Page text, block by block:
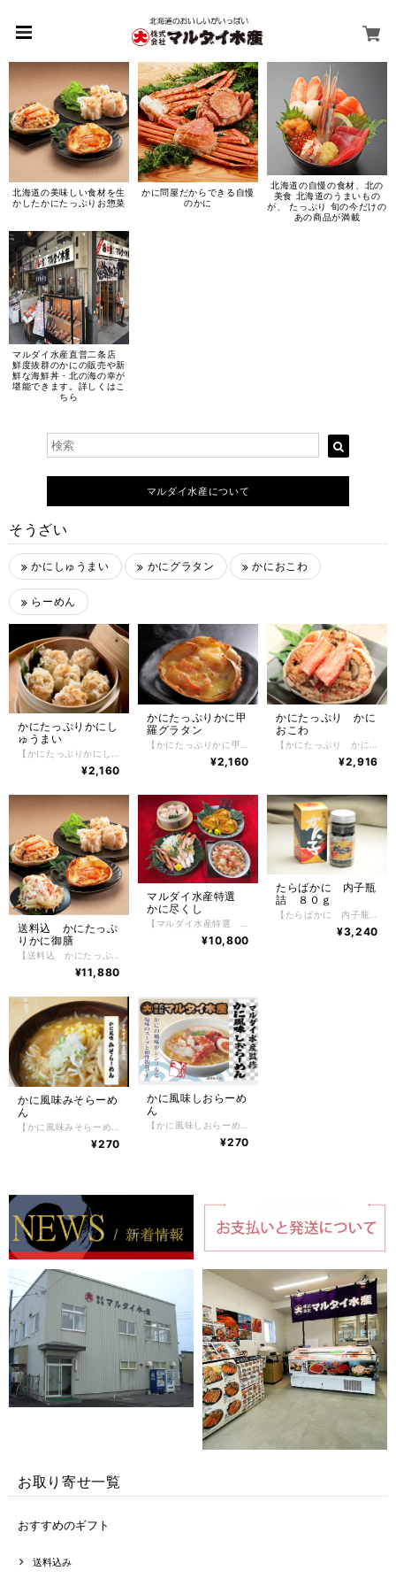
北海道の美味しい食材を生
かしたかにたっぷりお惣菜
かに問屋だからできる自慢
のかに
北海道の自慢の食材、北の
美食 北海道のうまいもの
が、 たっぷり 旬の今だけの
あの商品が満載
マルダイ水産直営二条店
鮮度抜群のかにの販売や新
鮮な海鮮丼・北の海の幸が
堪能できます。詳しくはこ
ちら
マルダイ水産について
そうざい
かにしゅうまい かにグラタン かにおこわ
らーめん
かにたっぷりかにし
ゅうまい
¥2,160
かにたっぷりかに甲
羅グラタン
¥2,160
かにたっぷり かに
おこわ
¥2,916
送料込 かにたっぷ
りかに御膳
¥11,880
マルダイ水産特選
かに尽くし
¥10,800
たらばかに 内子瓶
詰 ８０ｇ
【たらばかに 内子瓶詰 ８０ｇ】 かにの美味しさを堪能できる、北海道のちょっぴり贅沢な逸品。希少なたらばかにの内子は、「幻の珍味」として知られる希少な逸品で、希少なたらばかに内子の塩漬けです。生のたらばかに内子をすぐに塩漬けしておりますので生臭さは一切ありません。ごはんの上にのせても良し、酒の肴に食べるのも良し、北海道最高の「幻の珍味」をご賞味ください。 【お召し上がり方】 冷凍状態でお届けしますので自然解凍で解凍してください。 ※電子レンジでの解凍は旨みが逃げてしまいますのでおやめ下さい。 【特定原材料】 かに 【配送方法】 冷凍便 【保存方法】 -18℃以下で保存して下さい。 解凍後は冷蔵庫で5日間、保存期間は冷凍庫で約1年。
¥3,240
かに風味みそらーめ
ん
¥270
かに風味しおらーめ
ん
¥270
お取り寄せ一覧
おすすめのギフト
送料込み